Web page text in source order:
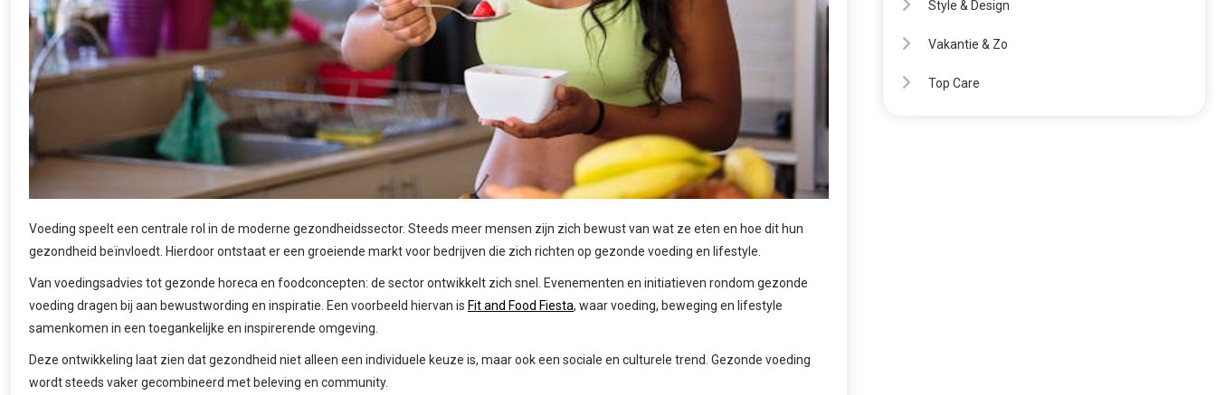
Voeding speelt een centrale rol in de moderne gezondheidssector. Steeds meer mensen zijn zich bewust van wat ze eten en hoe dit hun
gezondheid beïnvloedt. Hierdoor ontstaat er een groeiende markt voor bedrijven die zich richten op gezonde voeding en lifestyle.
Van voedingsadvies tot gezonde horeca en foodconcepten: de sector ontwikkelt zich snel. Evenementen en initiatieven rondom gezonde
voeding dragen bij aan bewustwording en inspiratie. Een voorbeeld hiervan is Fit and Food Fiesta, waar voeding, beweging en lifestyle
samenkomen in een toegankelijke en inspirerende omgeving.
Deze ontwikkeling laat zien dat gezondheid niet alleen een individuele keuze is, maar ook een sociale en culturele trend. Gezonde voeding
wordt steeds vaker gecombineerd met beleving en community.
Style & Design
Vakantie & Zo
Top Care